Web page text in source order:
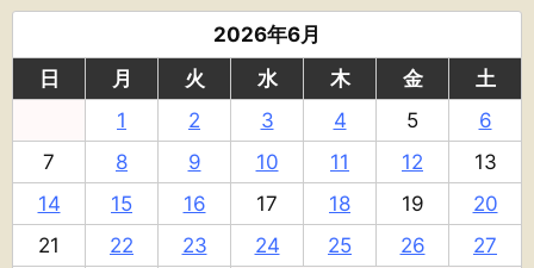
2026年6月
日
月 火 水 木 金
土
1
2 3 4 5
6
7
8 9 10 11 12
13
14
15 16 17 18 19
20
21
22 23 24 25 26
27